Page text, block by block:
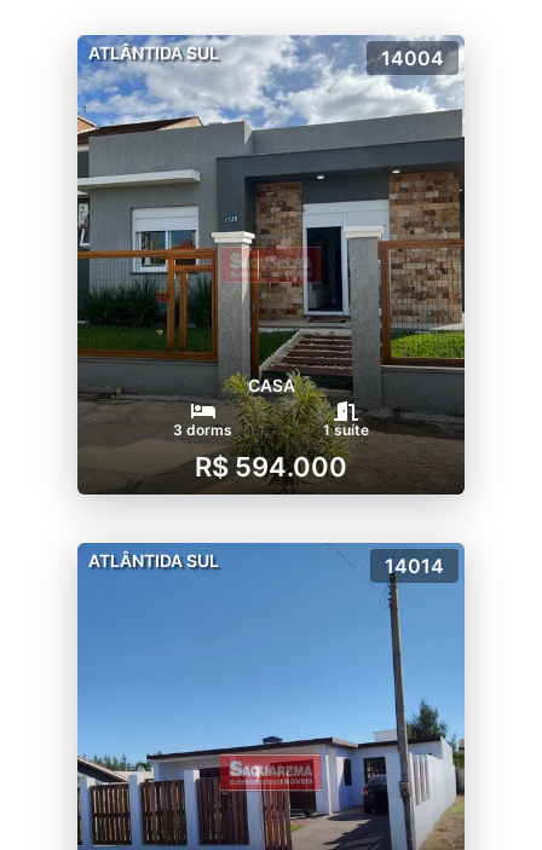
ATLÂNTIDA SUL 14004
CASA
3 dorms 1 suíte
R$ 594.000
ATLÂNTIDA SUL 14014